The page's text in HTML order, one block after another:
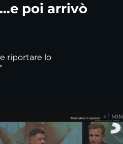
poi arrivò
riportare lo
< 1 MIN